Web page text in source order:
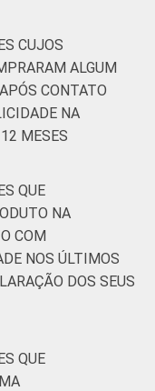
CUJOS
ALGUM
CONTATO
NA
MESES
QUE
NA
COM
NOS ÚLTIMOS
DOS SEUS
QUE